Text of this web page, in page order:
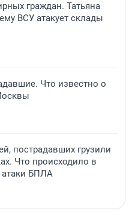
граждан. Татьяна
ВСУ атакует склады
Что известно о
пострадавших грузили
Что происходило в
атаки БПЛА